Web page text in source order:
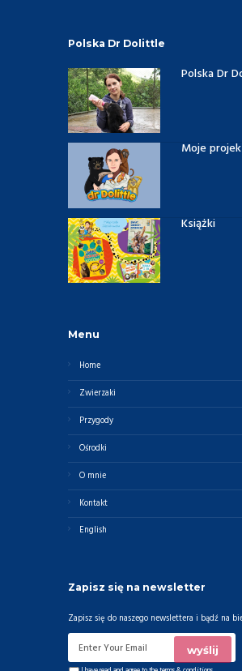
Polska Dr Dolittle
Polska Dr
Moje
Książki
Menu
Home
Zwierzaki
Przygody
Ośrodki
O mnie
Kontakt
English
Zapisz się na newsletter
Zapisz się do naszego newslettera i bądź na